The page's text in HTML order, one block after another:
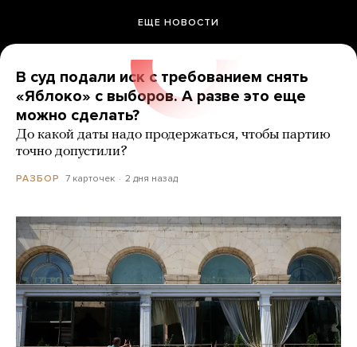
ЕЩЕ НОВОСТИ
В суд подали иск с требованием снять
«Яблоко» с выборов. А разве это еще
можно сделать?
До какой даты надо продержаться, чтобы партию
точно допустили?
РАЗБОР 7 карточек 2 дня назад